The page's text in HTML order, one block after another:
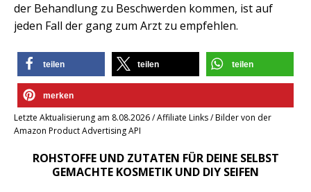
der Behandlung zu Beschwerden kommen, ist auf
jeden Fall der gang zum Arzt zu empfehlen.
teilen teilen teilen
merken
Letzte Aktualisierung am 8.08.2026 / Affiliate Links / Bilder von der
Amazon Product Advertising API
ROHSTOFFE UND ZUTATEN FÜR DEINE SELBST
GEMACHTE KOSMETIK UND DIY SEIFEN